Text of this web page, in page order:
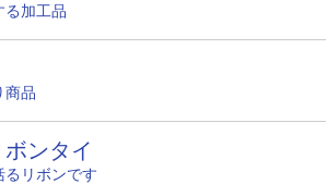
る加工品
商品
ンタイ
リボンです